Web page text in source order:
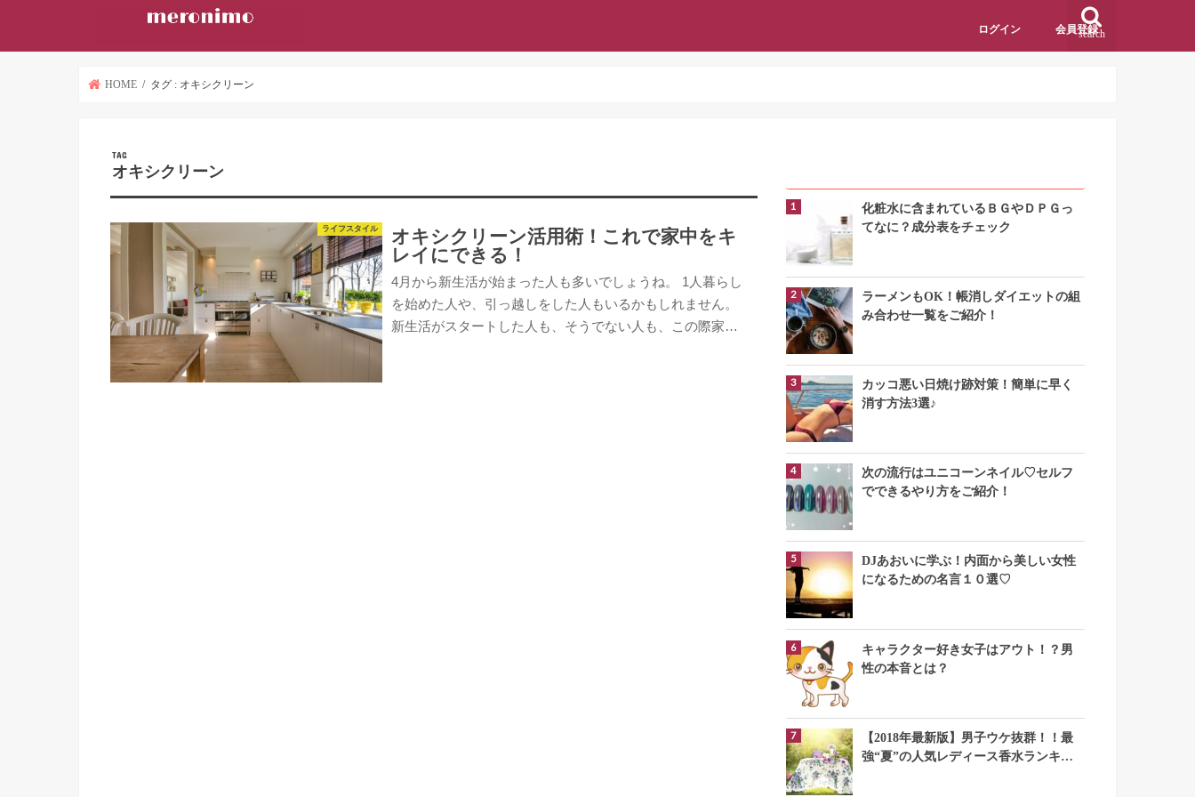
search
ログイン 会員登録
HOME タグ : オキシクリーン
TAG
オキシクリーン
ライフスタイル
オキシクリーン活用術！これで家中をキ
レイにできる！
4月から新生活が始まった人も多いでしょうね。 1人暮らし
を始めた人や、引っ越しをした人もいるかもしれません。
新生活がスタートした人も、そうでない人も、この際家…
化粧水に含まれているＢＧやＤＰＧっ
てなに？成分表をチェック
ラーメンもOK！帳消しダイエットの組
み合わせ一覧をご紹介！
カッコ悪い日焼け跡対策！簡単に早く
消す方法3選♪
次の流行はユニコーンネイル♡セルフ
でできるやり方をご紹介！
DJあおいに学ぶ！内面から美しい女性
になるための名言１０選♡
キャラクター好き女子はアウト！？男
性の本音とは？
【2018年最新版】男子ウケ抜群！！最
強“夏”の人気レディース香水ランキン